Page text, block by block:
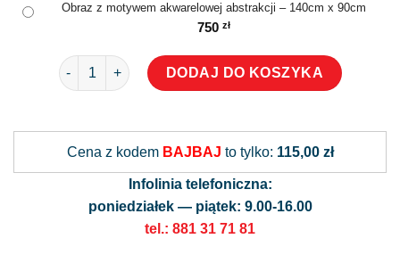
Obraz z motywem akwarelowej abstrakcji – 140cm x 90cm
750 zł
ilość Obraz z motywem akwarelowej abstrakcji
DODAJ DO KOSZYKA
Cena z kodem BAJBAJ to tylko: 115,00 zł
Infolinia telefoniczna:
poniedziałek — piątek: 9.00-16.00
tel.: 881 31 71 81